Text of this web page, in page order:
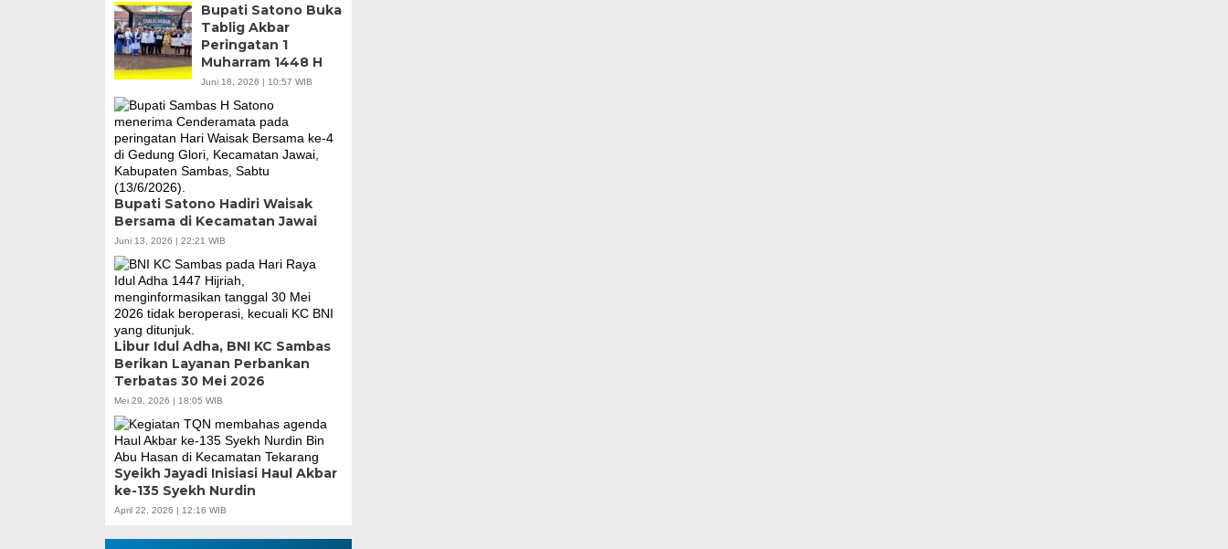
Bupati Satono Buka
Tablig Akbar
Peringatan 1
Muharram 1448 H
Juni 18, 2026 | 10:57 WIB
Bupati Satono Hadiri Waisak
Bersama di Kecamatan Jawai
Juni 13, 2026 | 22:21 WIB
Libur Idul Adha, BNI KC Sambas
Berikan Layanan Perbankan
Terbatas 30 Mei 2026
Mei 29, 2026 | 18:05 WIB
Syeikh Jayadi Inisiasi Haul Akbar
ke-135 Syekh Nurdin
April 22, 2026 | 12:16 WIB